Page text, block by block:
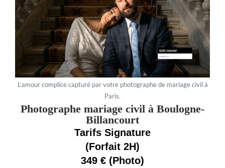
L’amour complice capturé par votre photographe de mariage civil à
Paris.
Photographe mariage civil à Boulogne-
Billancourt
Tarifs Signature
(Forfait 2H)
349 € (Photo)